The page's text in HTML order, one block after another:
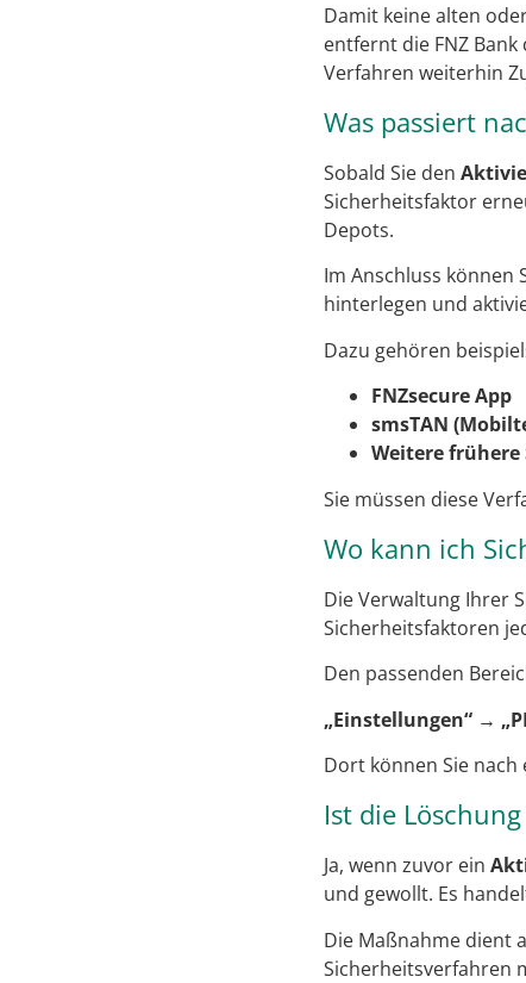
Damit keine alten
entfernt die FNZ
Verfahren weiterhin
Was passiert
Sobald Sie den
Sicherheitsfaktor
Depots.
Im Anschluss können
hinterlegen und
Dazu gehören
FNZsecure App
smsTAN
Weitere
Sie müssen diese
Wo kann ich
Die Verwaltung Ihrer
Sicherheitsfaktoren
Den passenden
„Einstellungen“ →
Dort können Sie
Ist die
Ja, wenn zuvor ein
und gewollt. Es
Die Maßnahme dient
Sicherheitsverfahren